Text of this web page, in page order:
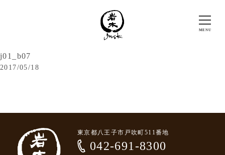
j01_b07
2017/05/18
東京都八王子市戸吹町511番地
042-691-8300